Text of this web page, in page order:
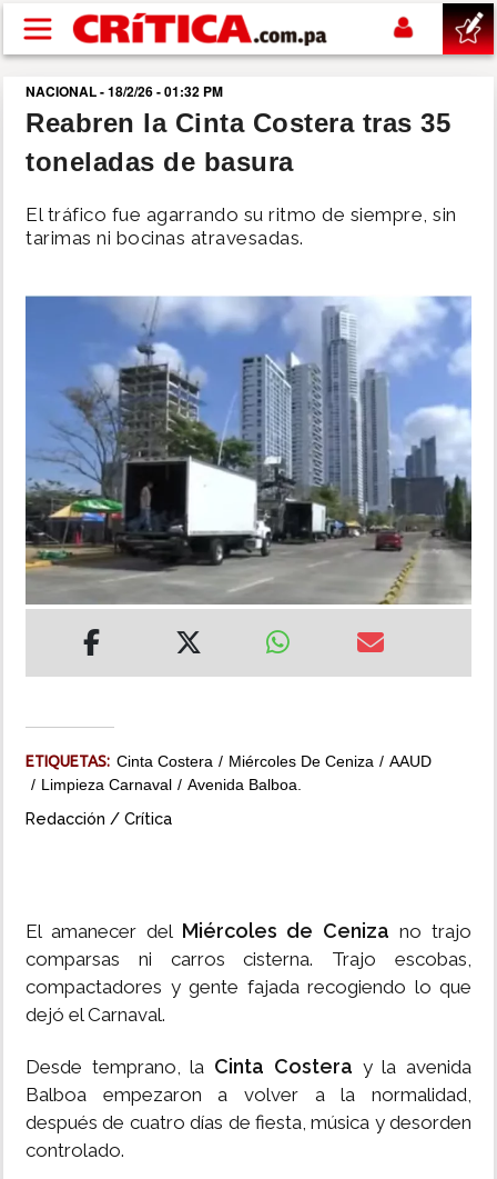
Pasar al contenido principal
buscar
SUCESOS
NACIONAL
DEPORTES
MUNDO
INSÓLITAS
MULTIMEDIA
NACIONAL - 18/2/26 - 01:32 PM
Reabren la Cinta Costera tras 35
toneladas de basura
El tráfico fue agarrando su ritmo de siempre, sin
tarimas ni bocinas atravesadas.
ETIQUETAS: Cinta Costera Miércoles De Ceniza
AAUD
Limpieza Carnaval
Avenida Balboa.
Redacción / Crítica
El amanecer del Miércoles de Ceniza no trajo
comparsas ni carros cisterna. Trajo escobas,
compactadores y gente fajada recogiendo lo que
dejó el Carnaval.
Desde temprano, la Cinta Costera y la avenida
Balboa empezaron a volver a la normalidad,
después de cuatro días de fiesta, música y desorden
controlado.